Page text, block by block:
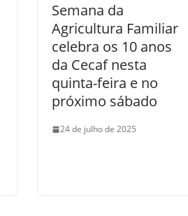
Semana da
Agricultura Familiar
celebra os 10 anos
da Cecaf nesta
quinta-feira e no
próximo sábado
24 de julho de 2025